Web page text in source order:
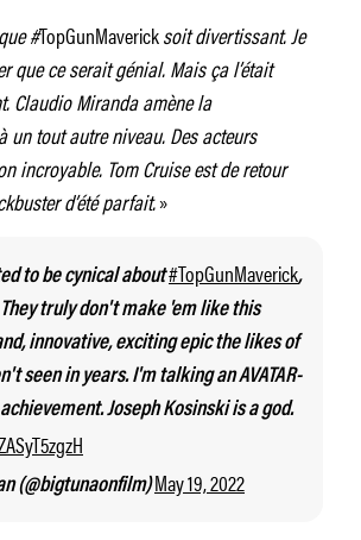
#TopGunMavericksoit divertissant. Je
que ce serait génial. Mais ça l’était
Claudio Miranda amène la
un tout autre niveau. Des acteurs
incroyable. Tom Cruise est de retour
d’été parfait.»
to be cynical about#TopGunMaverick,
truly don't make 'em like this
innovative, exciting epic the likes of
seen in years. I'm talking an AVATAR-
Joseph Kosinski is a god.
(@bigtunaonfilm)May 19, 2022